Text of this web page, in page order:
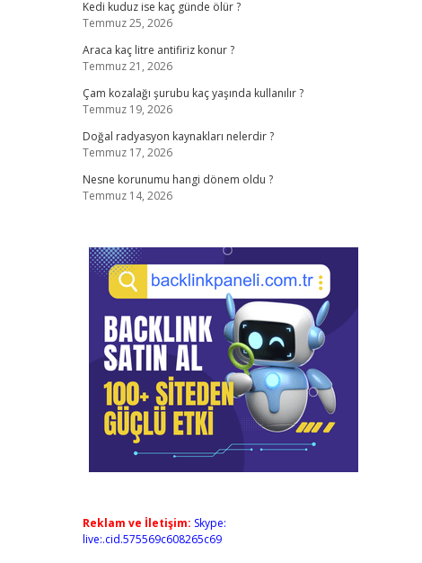
Kedi kuduz ise kaç günde ölür ?
Temmuz 25, 2026
Araca kaç litre antifiriz konur ?
Temmuz 21, 2026
Çam kozalağı şurubu kaç yaşında kullanılır ?
Temmuz 19, 2026
Doğal radyasyon kaynakları nelerdir ?
Temmuz 17, 2026
Nesne korunumu hangi dönem oldu ?
Temmuz 14, 2026
Reklam ve İletişim: Skype:
live:.cid.575569c608265c69